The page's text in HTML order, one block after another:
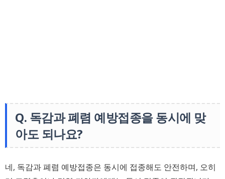
Q. 독감과 폐렴 예방접종을 동시에 맞
아도 되나요?
네, 독감과 폐렴 예방접종은 동시에 접종해도 안전하며, 오히